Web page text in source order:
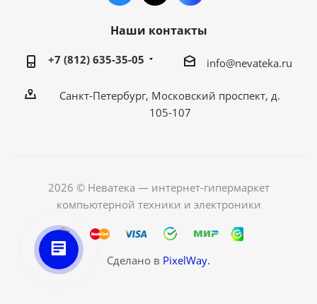
Наши контакты
+7 (812) 635-35-05 info@nevateka.ru
Санкт-Петербург, Московский проспект, д.
105-107
2026 © Неватека — интернет-гипермаркет
компьютерной техники и электроники
Сделано в PixelWay.